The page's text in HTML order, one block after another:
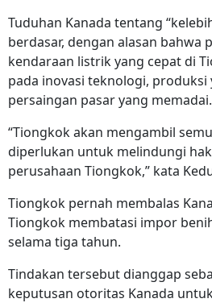
Tuduhan Kanada tentang
berdasar, dengan alasan bahwa
kendaraan listrik yang cepat di
pada inovasi teknologi, produksi
persaingan pasar yang memadai.
“Tiongkok akan mengambil
diperlukan untuk melindungi
perusahaan Tiongkok,” kata
Tiongkok pernah membalas
Tiongkok membatasi impor
selama tiga tahun.
Tindakan tersebut dianggap
keputusan otoritas Kanada